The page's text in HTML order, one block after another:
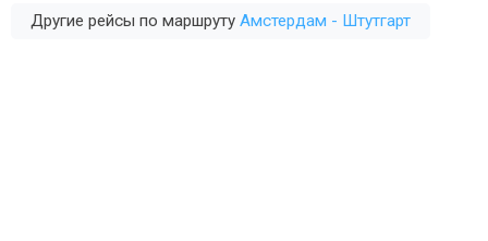
Другие рейсы по маршруту Амстердам - Штутгарт